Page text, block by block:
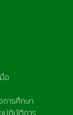
อ
การศึกษา